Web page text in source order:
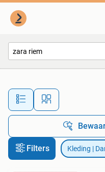
Alle
Filters Kleding |